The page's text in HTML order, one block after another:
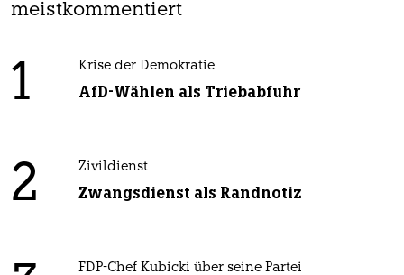
meistkommentiert
1 Krise der Demokratie
AfD-Wählen als Triebabfuhr
2 Zivildienst
Zwangsdienst als Randnotiz
FDP-Chef Kubicki über seine Partei